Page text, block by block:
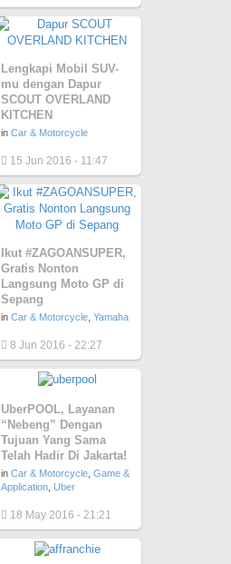
Lengkapi Mobil SUV-
mu dengan Dapur
SCOUT OVERLAND
KITCHEN
in Car & Motorcycle
15 Jun 2016 - 11:47
Ikut #ZAGOANSUPER,
Gratis Nonton
Langsung Moto GP di
Sepang
in Car & Motorcycle Yamaha
8 Jun 2016 - 22:27
UberPOOL, Layanan
“Nebeng” Dengan
Tujuan Yang Sama
Telah Hadir Di Jakarta!
in Car & Motorcycle Game &
Application Uber
18 May 2016 - 21:21